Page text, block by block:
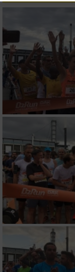
Website/App.
Partnerliste
Wir nutzen Ihre Daten für
IAB-
Speichern von
auf einem Endgerät
Verwendung
von
Erstellung von
Werbung
Verwendung von
personalisierter
Erstellung von
von Inhalten
Verwendung von
personalisierter
Messung der